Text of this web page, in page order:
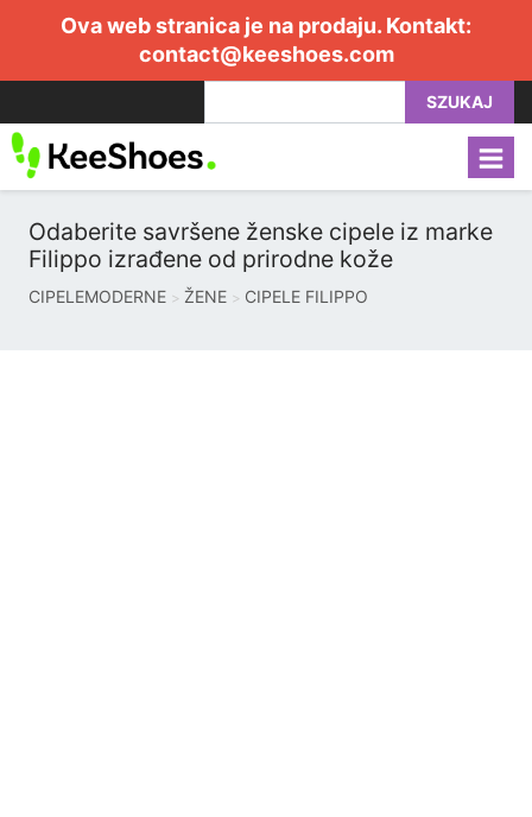
Ova web stranica je na prodaju. Kontakt:
contact@keeshoes.com
SZUKAJ
Odaberite savršene ženske cipele iz marke
Filippo izrađene od prirodne kože
CIPELEMODERNE ŽENE CIPELE FILIPPO